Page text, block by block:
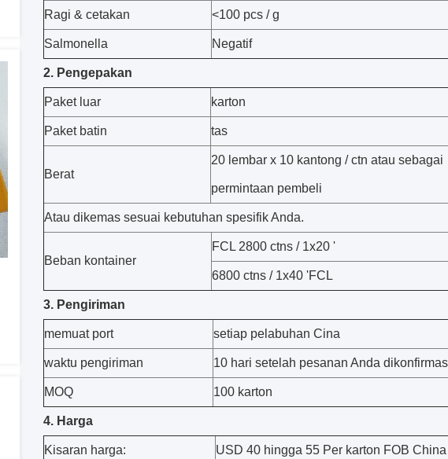
Ragi & cetakan <100 pcs / g
Salmonella Negatif
2. Pengepakan
Paket luar karton
Paket batin tas
Berat
20 lembar x 10 kantong / ctn atau sebagai
permintaan pembeli
Atau dikemas sesuai kebutuhan spesifik Anda.
Beban kontainer
FCL 2800 ctns / 1x20 '
6800 ctns / 1x40 'FCL
3. Pengiriman
memuat port setiap pelabuhan Cina
waktu pengiriman 10 hari setelah pesanan Anda
MOQ 100 karton
4. Harga
Kisaran harga: USD 40 hingga 55 Per karton FOB